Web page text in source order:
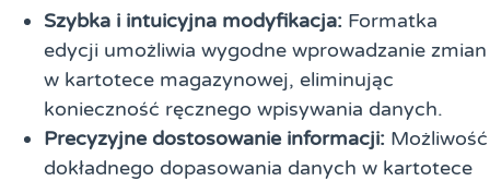
Szybka i intuicyjna modyfikacja: Formatka
edycji umożliwia wygodne wprowadzanie zmian
w kartotece magazynowej, eliminując
konieczność ręcznego wpisywania danych.
Precyzyjne dostosowanie informacji: Możliwość
dokładnego dopasowania danych w kartotece